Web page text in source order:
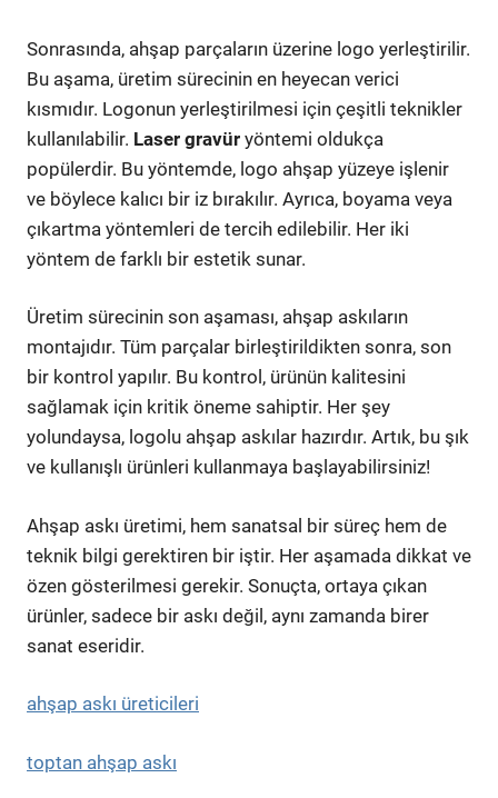
Sonrasında, ahşap parçaların üzerine logo yerleştirilir.
Bu aşama, üretim sürecinin en heyecan verici
kısmıdır. Logonun yerleştirilmesi için çeşitli teknikler
kullanılabilir. Laser gravür yöntemi oldukça
popülerdir. Bu yöntemde, logo ahşap yüzeye işlenir
ve böylece kalıcı bir iz bırakılır. Ayrıca, boyama veya
çıkartma yöntemleri de tercih edilebilir. Her iki
yöntem de farklı bir estetik sunar.
Üretim sürecinin son aşaması, ahşap askıların
montajıdır. Tüm parçalar birleştirildikten sonra, son
bir kontrol yapılır. Bu kontrol, ürünün kalitesini
sağlamak için kritik öneme sahiptir. Her şey
yolundaysa, logolu ahşap askılar hazırdır. Artık, bu şık
ve kullanışlı ürünleri kullanmaya başlayabilirsiniz!
Ahşap askı üretimi, hem sanatsal bir süreç hem de
teknik bilgi gerektiren bir iştir. Her aşamada dikkat ve
özen gösterilmesi gerekir. Sonuçta, ortaya çıkan
ürünler, sadece bir askı değil, aynı zamanda birer
sanat eseridir.
ahşap askı üreticileri
toptan ahşap askı